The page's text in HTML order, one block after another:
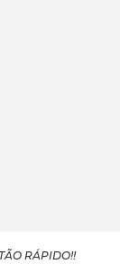
RÁPIDO!!